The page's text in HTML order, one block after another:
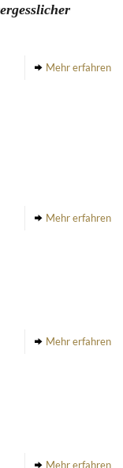
Mehr erfahren
Mehr erfahren
Mehr erfahren
Mehr erfahren